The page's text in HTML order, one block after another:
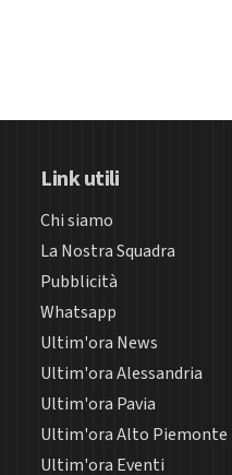
Link utili
Chi siamo
La Nostra Squadra
Pubblicità
Whatsapp
Ultim'ora News
Ultim'ora Alessandria
Ultim'ora Pavia
Ultim'ora Alto Piemonte
Ultim'ora Eventi